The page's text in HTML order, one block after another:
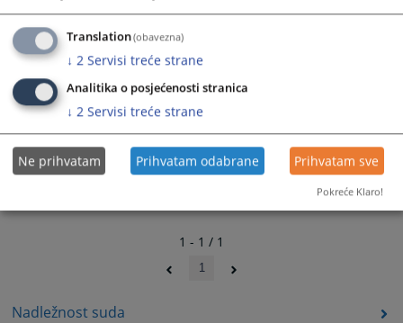
Nadležnost suda
for
changing
dates.
for
1 - 1 / 1
1
Translation(obavezna)
↓ 2 Servisi treće strane
Analitika o posjećenosti stranica
↓ 2 Servisi treće strane
Ne prihvatam Prihvatam odabrane Prihvatam sve
Pokreće Klaro!